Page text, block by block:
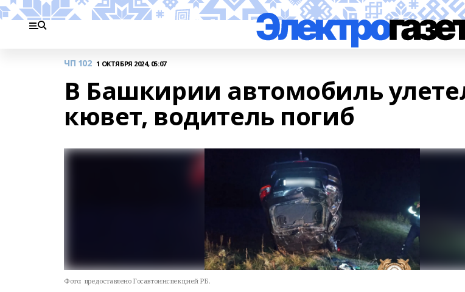
ЧП 102 1 ОКТЯБРЯ 2024, 05:07
В Башкирии автомобиль
кювет, водитель погиб
Фото: предоставлено Госавтоинспекцией РБ.